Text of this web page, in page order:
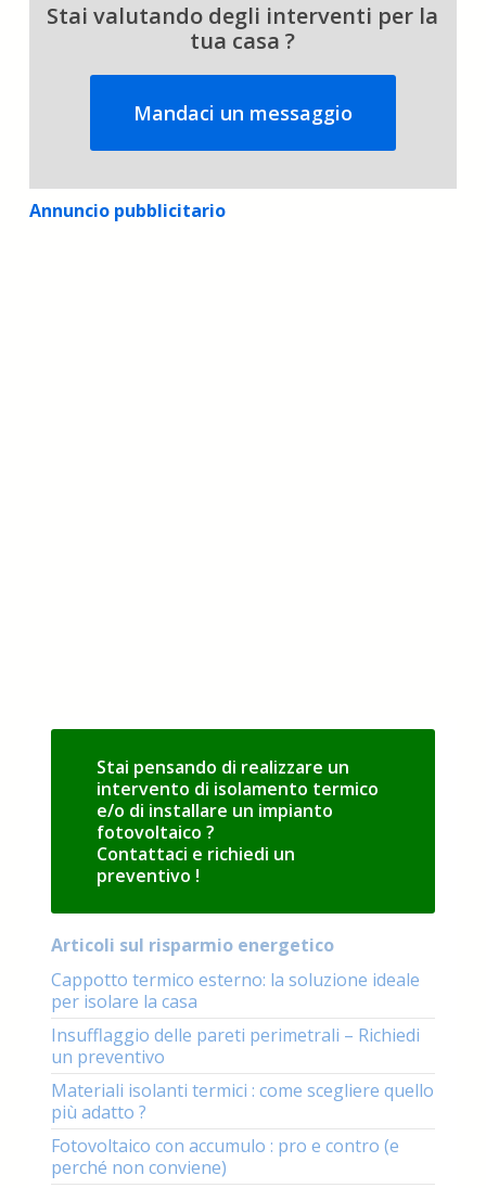
Stai valutando degli interventi per la
tua casa ?
Mandaci un messaggio
Annuncio pubblicitario
Stai pensando di realizzare un
intervento di isolamento termico
e/o di installare un impianto
fotovoltaico ?
Contattaci e richiedi un
preventivo !
Articoli sul risparmio energetico
Cappotto termico esterno: la soluzione ideale
per isolare la casa
Insufflaggio delle pareti perimetrali – Richiedi
un preventivo
Materiali isolanti termici : come scegliere quello
più adatto ?
Fotovoltaico con accumulo : pro e contro (e
perché non conviene)